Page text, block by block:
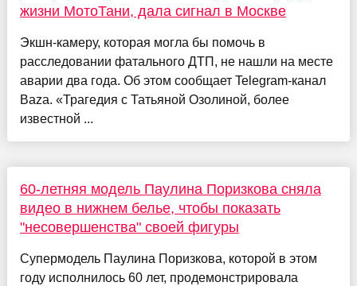
жизни МотоТани, дала сигнал в Москве
Экшн-камеру, которая могла бы помочь в
расследовании фатального ДТП, не нашли на месте
аварии два года. Об этом сообщает Telegram-канал
Baza. «Трагедия с Татьяной Озолиной, более
известной ...
60-летняя модель Паулина Поризкова сняла
видео в нижнем белье, чтобы показать
"несовершенства" своей фигуры
Супермодель Паулина Поризкова, которой в этом
году исполнилось 60 лет, продемонстрировала